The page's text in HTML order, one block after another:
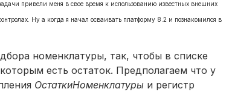
привели меня в свое время к использованию известных внешних
Ну а когда я начал осваивать платформу 8.2 и познакомился в
номенклатуры, так, чтобы в списке
есть остаток. Предполагаем что у
ОстаткиНоменклатуры и регистр